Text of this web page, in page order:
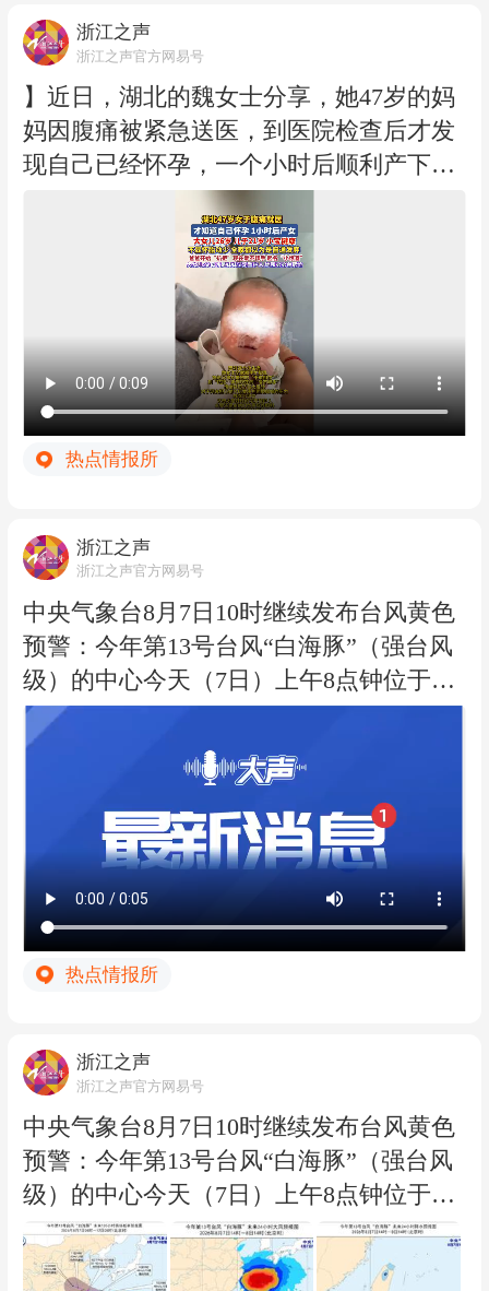
浙江之声
浙江之声官方网易号
】近日，湖北的魏女士分享，她47岁的妈
妈因腹痛被紧急送医，到医院检查后才发
现自己已经怀孕，一个小时后顺利产下一
名女婴。魏女士表示，妈妈目前还在医院
休养，妹妹身体健康。
魏女士回忆，妈妈孕期肚子并不显怀，家
里人都以为是普通发胖，并且妹妹胎动也
少，完全没人往怀孕的方向想。生产当
天，妈妈突然腹痛，她甚至做好了妈妈可
能得了重病、需要手术的心理准备，万万
没想到竟是宫缩临产。 面对这个小生命，
魏女士全家都手忙脚乱。她说，父母从最
“爱不释手”，情绪经历了巨大反转。对于
网友担心她今后要承担照顾妹妹的压力，
魏女士坦言，父母才是妹妹的法定监护
人，主要还是由他们负责抚养照料，她和
弟弟有空会帮忙。
热点情报所
浙江之声
浙江之声官方网易号
中央气象台8月7日10时继续发布台风黄色
预警：今年第13号台风“白海豚”（强台风
级）的中心今天（7日）上午8点钟位于浙
江省温州市偏东方向约820公里的西北太
平洋上，中心附近最大风力有14级（45米/
秒），中心最低气压为950百帕。
预计，“白海豚”将以每小时15-20公里的速
度向偏西方向移动，强度变化不大或略有
增强，7日下午穿过琉球群岛后移入东
海，之后移速减慢，并逐渐向华东沿海靠
近，可能于9日下午至10日早晨在浙江到
福建北部沿海地区登陆（35-42米/秒，12-1
偏北方向移动，强度逐渐减弱。 大风预
报：7日14时至8日14时，受“白海豚”影
响，黄海南部、长江口有6-7级、阵风8级
大风，东海、台湾以东洋面、巴士海峡和
杭州湾、浙江沿海、福建东北部沿海将有
7-8级、阵风9-10级大风，其中东海大部海
域风力可达9-11级、阵风12-13级，台风中
热点情报所
浙江之声
浙江之声官方网易号
中央气象台8月7日10时继续发布台风黄色
预警：今年第13号台风“白海豚”（强台风
级）的中心今天（7日）上午8点钟位于浙
江省温州市偏东方向约820公里的西北太
平洋上，中心附近最大风力有14级（45米/